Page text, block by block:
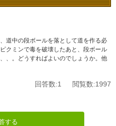
道中の段ボールを落として道を作る必
クミンで毒を破壊したあと、段ボール
、。どうすればよいのでしょうか。他
回答数:1 閲覧数:1997
する